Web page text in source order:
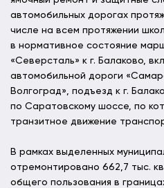
автомобильных дорогах
числе на всем протяжении
в нормативное состояние
«Северсталь» к г. Балаково,
автомобильной дороги
Волгоград», подъезд к г.
по Саратовскому шоссе, по
транзитное движение
В рамках выделенных
отремонтировано 662,7 тыс.
общего пользования в